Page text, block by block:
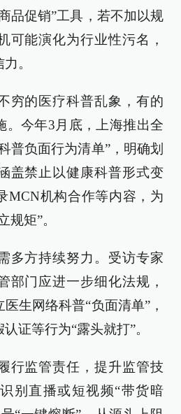
品促销”工具，若不加以规
可能演化为行业性污名，
。
穷的医疗科普乱象，有的
。今年3月底，上海推出全
普负面行为清单”，明确划
盖禁止以健康科普形式变
MCN机构合作等内容，为
规矩”。
多方持续努力。受访专家
部门应进一步细化法规，
生网络科普“负面清单”，
证等行为“露头就打”。
行监管责任，提升监管技
别直播或短视频“带货暗